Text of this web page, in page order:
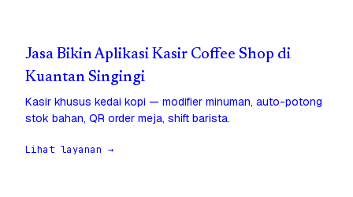
Jasa Bikin Aplikasi Kasir Coffee Shop di
Kuantan Singingi
Kasir khusus kedai kopi — modifier minuman, auto-potong
stok bahan, QR order meja, shift barista.
Lihat layanan →